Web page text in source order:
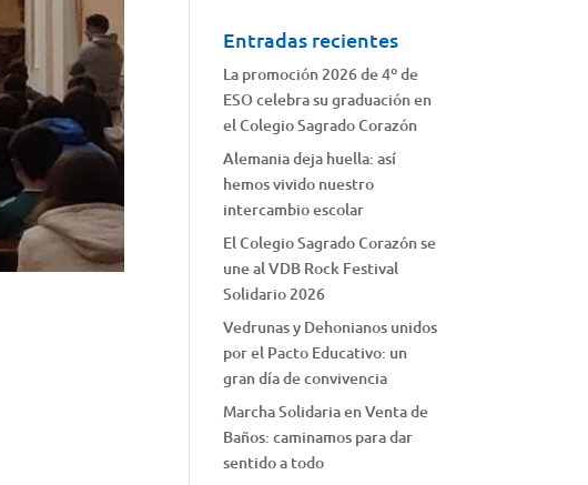
Entradas recientes
La promoción 2026 de 4º de
ESO celebra su graduación en
el Colegio Sagrado Corazón
Alemania deja huella: así
hemos vivido nuestro
intercambio escolar
El Colegio Sagrado Corazón se
une al VDB Rock Festival
Solidario 2026
Vedrunas y Dehonianos unidos
por el Pacto Educativo: un
gran día de convivencia
Marcha Solidaria en Venta de
Baños: caminamos para dar
sentido a todo